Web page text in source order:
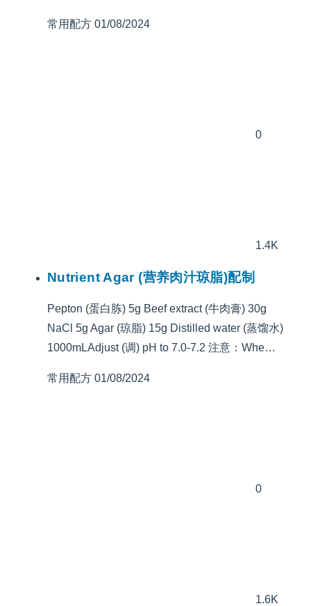
常用配方 01/08/2024
0
1.4K
Nutrient Agar (营养肉汁琼脂)配制
Pepton (蛋白胨) 5g Beef extract (牛肉膏) 30g
NaCl 5g Agar (琼脂) 15g Distilled water (蒸馏水)
1000mLAdjust (调) pH to 7.0-7.2 注意：Whe…
常用配方 01/08/2024
0
1.6K